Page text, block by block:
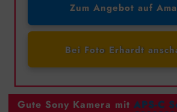
Zum Angebot auf
Bei Foto Erhardt
Gute Sony Kamera mit APS-C